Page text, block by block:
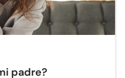
padre?